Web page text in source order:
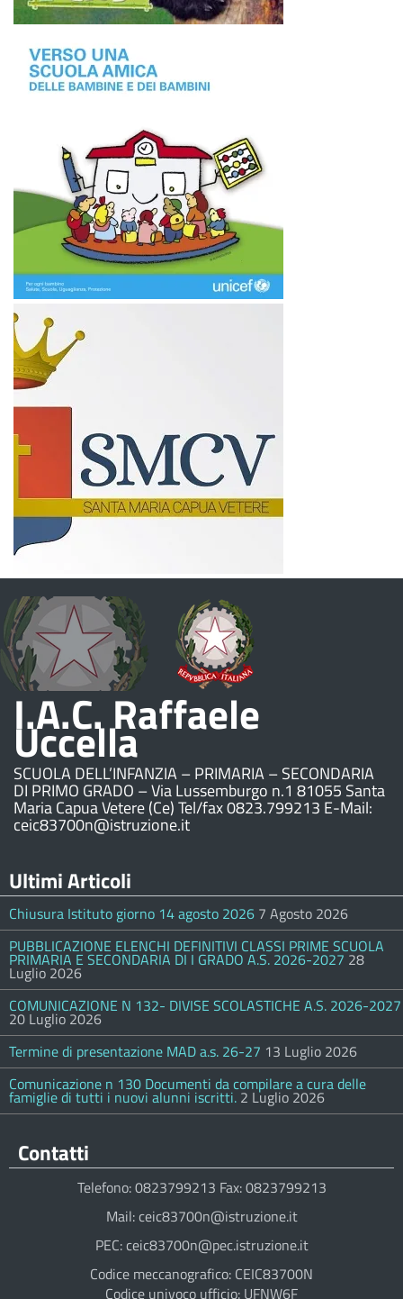
I.A.C. Raffaele
Uccella
SCUOLA DELL’INFANZIA – PRIMARIA – SECONDARIA
DI PRIMO GRADO – Via Lussemburgo n.1 81055 Santa
Maria Capua Vetere (Ce) Tel/fax 0823.799213 E-Mail:
ceic83700n@istruzione.it
Ultimi Articoli
Chiusura Istituto giorno 14 agosto 2026 7 Agosto 2026
PUBBLICAZIONE ELENCHI DEFINITIVI CLASSI PRIME SCUOLA
PRIMARIA E SECONDARIA DI I GRADO A.S. 2026-2027 28
Luglio 2026
COMUNICAZIONE N 132- DIVISE SCOLASTICHE A.S. 2026-2027
20 Luglio 2026
Termine di presentazione MAD a.s. 26-27 13 Luglio 2026
Comunicazione n 130 Documenti da compilare a cura delle
famiglie di tutti i nuovi alunni iscritti. 2 Luglio 2026
Contatti
Telefono: 0823799213 Fax: 0823799213
Mail: ceic83700n@istruzione.it
PEC: ceic83700n@pec.istruzione.it
Codice meccanografico: CEIC83700N
Codice univoco ufficio: UFNW6F